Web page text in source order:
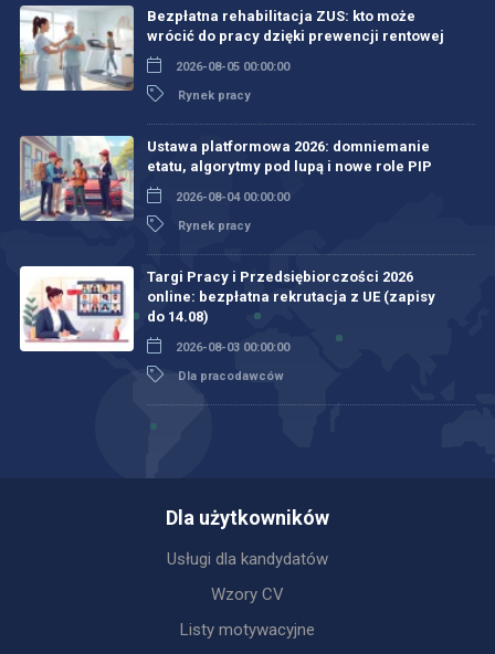
Bezpłatna rehabilitacja ZUS: kto może
wrócić do pracy dzięki prewencji rentowej
2026-08-05 00:00:00
Rynek pracy
Ustawa platformowa 2026: domniemanie
etatu, algorytmy pod lupą i nowe role PIP
2026-08-04 00:00:00
Rynek pracy
Targi Pracy i Przedsiębiorczości 2026
online: bezpłatna rekrutacja z UE (zapisy
do 14.08)
2026-08-03 00:00:00
Dla pracodawców
Dla użytkowników
Usługi dla kandydatów
Wzory CV
Listy motywacyjne